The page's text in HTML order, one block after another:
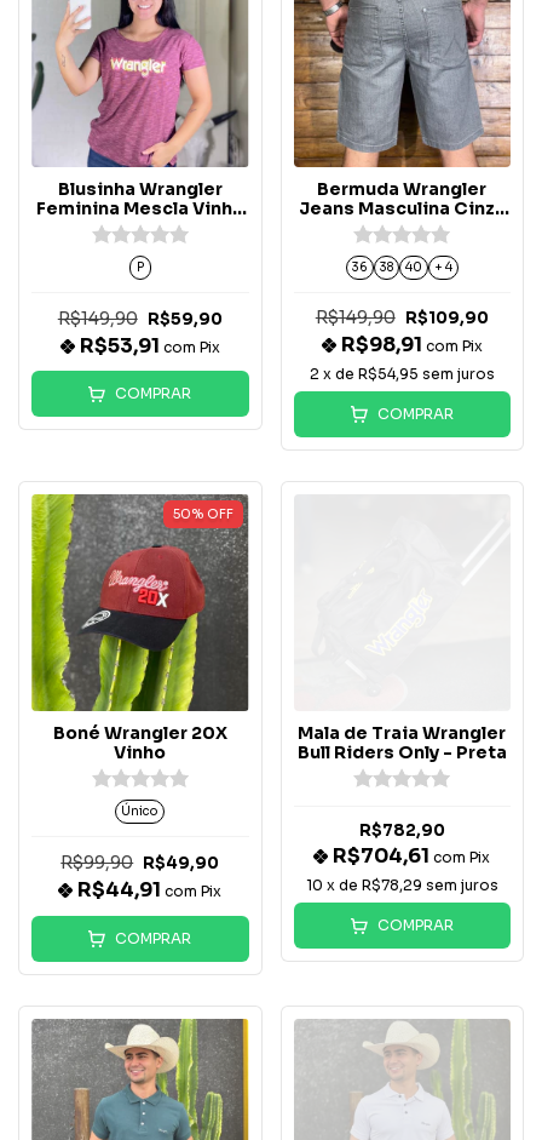
Blusinha Wrangler
Feminina Mescla Vinho
- WF8008VI
P
R$149,90 R$59,90
R$53,91 com Pix
COMPRAR
Bermuda Wrangler
Jeans Masculina Cinza
- WM63M68RT
36 38 40 + 4
R$149,90 R$109,90
R$98,91 com Pix
2 x de R$54,95 sem juros
COMPRAR
50% OFF
Boné Wrangler 20X
Vinho
Único
R$99,90 R$49,90
R$44,91com Pix
COMPRAR
Mala de Traia Wrangler
Bull Riders Only - Preta
R$782,90
R$704,61com Pix
10 x de R$78,29 sem juros
COMPRAR